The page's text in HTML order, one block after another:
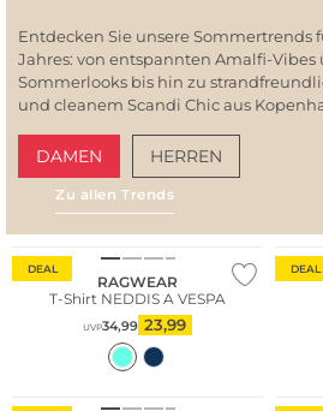
Entdecken Sie unsere Sommertrends
Jahres: von entspannten Amalfi-Vibes
Sommerlooks bis hin zu
und cleanem Scandi Chic aus
DAMEN HERREN
Zu allen Trends
DEAL
RAGWEAR
T-Shirt NEDDIS A VESPA
UVP34,99 23,99
DEAL